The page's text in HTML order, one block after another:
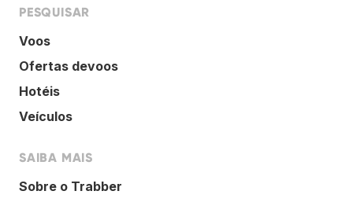
PESQUISAR
Voos
Ofertas devoos
Hotéis
Veículos
SAIBA MAIS
Sobre o Trabber